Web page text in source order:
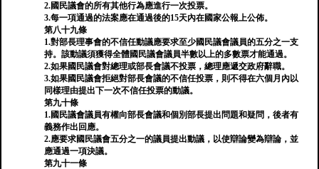
2.國民議會的所有其他行為應進行一次投票。
3.每一項通過的法案應在通過後的15天內在國家公報上公佈。
第八十九條
1.對部長理事會的不信任動議應要求至少國民議會議員的五分之一支
持。該動議須獲得全體國民議會議員半數以上的多數票才能通過。
2.如果國民議會對總理或部長會議不投票，總理應遞交政府辭職。
3.如果國民議會拒絕對部長會議的不信任投票，則不得在六個月內以
同樣理由提出下一次不信任投票的動議。
第九十條
1.國民議會議員有權向部長會議和個​​別部長提出問題和疑問，後者有
義務作出回應。
2.應要求國民議會五分之一的議員提出動議，以使辯論變為辯論，並
應通過一項決議。
第九十一條